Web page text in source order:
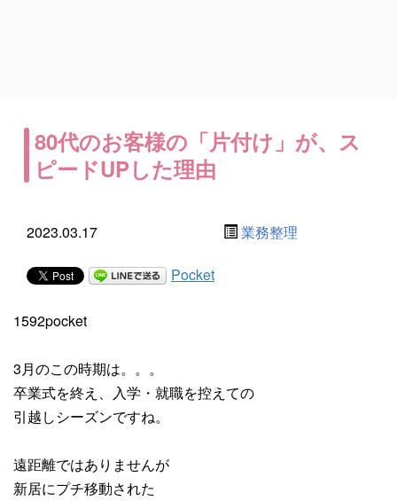
80代のお客様の「片付け」が、ス
ピードUPした理由
2023.03.17 業務整理
Pocket
1592pocket
3月のこの時期は。。。
卒業式を終え、入学・就職を控えての
引越しシーズンですね。
遠距離ではありませんが
新居にプチ移動された